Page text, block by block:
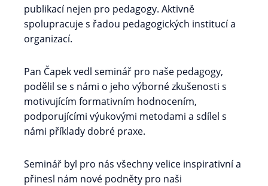
publikací nejen pro pedagogy. Aktivně
spolupracuje s řadou pedagogických institucí a
organizací.
Pan Čapek vedl seminář pro naše pedagogy,
podělil se s námi o jeho výborné zkušenosti s
motivujícím formativním hodnocením,
podporujícími výukovými metodami a sdílel s
námi příklady dobré praxe.
Seminář byl pro nás všechny velice inspirativní a
přinesl nám nové podněty pro naši